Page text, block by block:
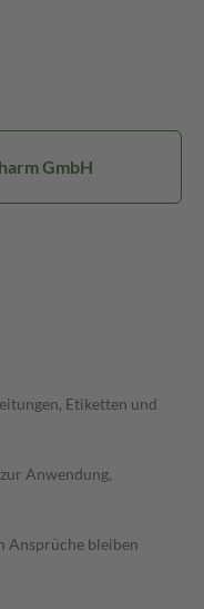
GmbH
Etiketten und
Anwendung,
Ansprüche bleiben